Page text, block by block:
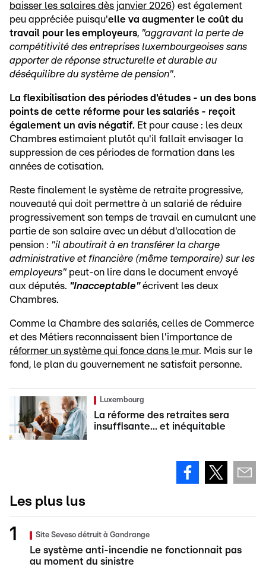
baisser les salaires dès janvier 2026) est également
peu appréciée puisqu'elle va augmenter le coût du
travail pour les employeurs, "aggravant la perte de
compétitivité des entreprises luxembourgeoises sans
apporter de réponse structurelle et durable au
déséquilibre du système de pension".
La flexibilisation des périodes d'études - un des bons
points de cette réforme pour les salariés - reçoit
également un avis négatif. Et pour cause : les deux
Chambres estimaient plutôt qu'il fallait envisager la
suppression de ces périodes de formation dans les
années de cotisation.
Reste finalement le système de retraite progressive,
nouveauté qui doit permettre à un salarié de réduire
progressivement son temps de travail en cumulant une
partie de son salaire avec un début d'allocation de
pension : "il aboutirait à en transférer la charge
administrative et financière (même temporaire) sur les
employeurs" peut-on lire dans le document envoyé
aux députés. "Inacceptable"écrivent les deux
Chambres.
Comme la Chambre des salariés, celles de Commerce
et des Métiers reconnaissent bien l'importance de
réformer un système qui fonce dans le mur. Mais sur le
fond, le plan du gouvernement ne satisfait personne.
Luxembourg
La réforme des retraites sera
insuffisante... et inéquitable
Les plus lus
Site Seveso détruit à Gandrange
Le système anti-incendie ne fonctionnait pas
au moment du sinistre